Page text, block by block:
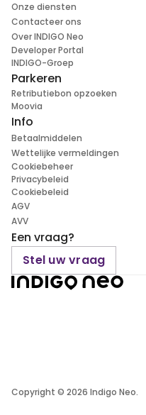
Onze diensten
Contacteer ons
Over INDIGO Neo
Developer Portal
INDIGO-Groep
Parkeren
Retributiebon opzoeken
Moovia
Info
Betaalmiddelen
Wettelijke vermeldingen
Cookiebeheer
Privacybeleid
Cookiebeleid
AGV
AVV
Een vraag?
Stel uw vraag
Copyright © 2026 Indigo Neo.